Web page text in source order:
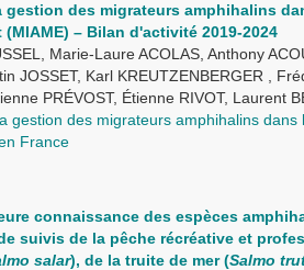
gestion des migrateurs amphihalins
– Bilan d'activité 2019-2024
Marie-Laure ACOLAS, Anthony
JOSSET, Karl KREUTZENBERGER ,
PRÉVOST, Étienne RIVOT, Laurent
gestion des migrateurs amphihalins dans
France
connaissance des espèces
suivis de la pêche récréative et
salar), de la truite de mer (Salmo